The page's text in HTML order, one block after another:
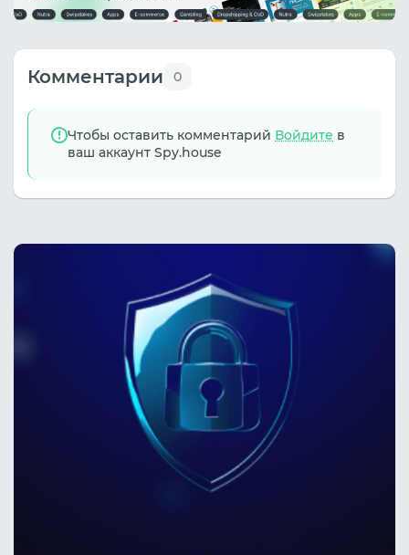
Комментарии 0
Чтобы оставить комментарий Войдите в
ваш аккаунт Spy.house